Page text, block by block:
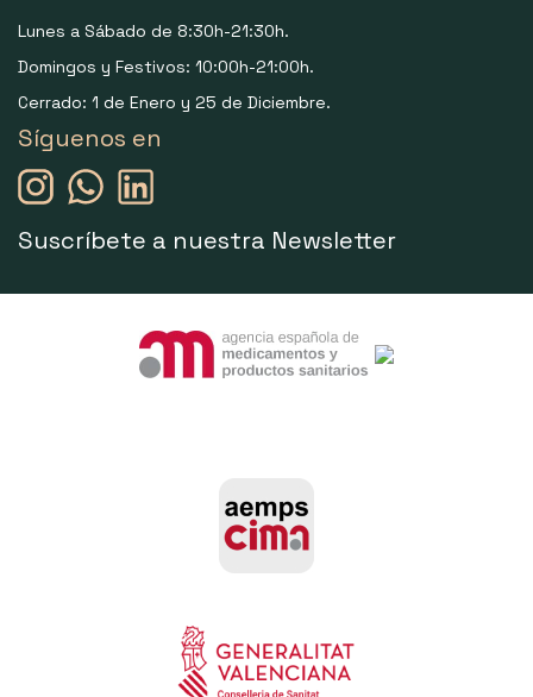
Lunes a Sábado de 8:30h-21:30h.
Domingos y Festivos: 10:00h-21:00h.
Cerrado: 1 de Enero y 25 de Diciembre.
Síguenos en
Suscríbete a nuestra Newsletter